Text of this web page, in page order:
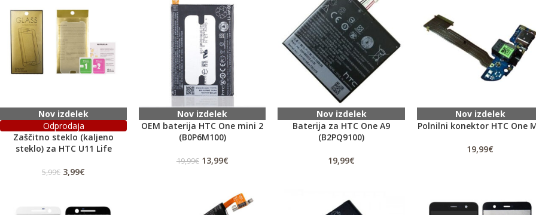
Nov izdelek
Odprodaja
Zaščitno steklo (kaljeno
steklo) za HTC U11 Life
5,99€ 3,99€
Nov izdelek
OEM baterija HTC One mini 2
(B0P6M100)
19,99€ 13,99€
Nov izdelek
Baterija za HTC One A9
(B2PQ9100)
19,99€
Nov izdelek
Polnilni konektor HTC One
19,99€